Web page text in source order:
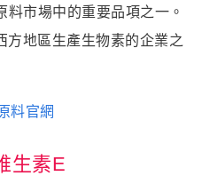
市場中的重要品項之一。
方地區生產生物素的企業之
料官網
生素E